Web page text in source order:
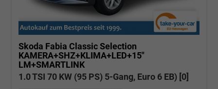
Skoda Fabia Classic Selection
KAMERA+SHZ+KLIMA+LED+15"
LM+SMARTLINK
1.0 TSI 70 KW (95 PS) 5-Gang, Euro 6 EB) [0]